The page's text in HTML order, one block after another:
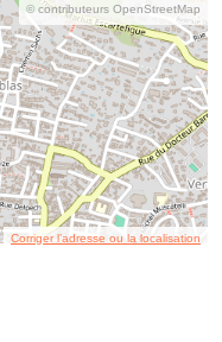
© contributeurs OpenStreetMap
Corriger l’adresse ou la localisation